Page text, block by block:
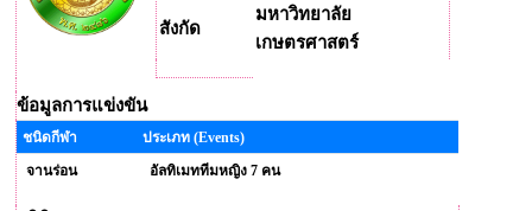
สังกัด
มหาวิทยาลัย
เกษตรศาสตร์
ข้อมูลการแข่งขัน
ชนิดกีฬา
ประเภท (Events)
จานร่อน
อัลทิเมททีมหญิง 7 คน